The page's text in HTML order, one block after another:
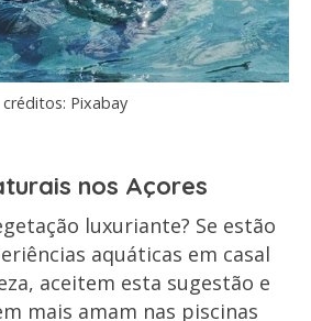
créditos: Pixabay
nos Açores
luxuriante? Se estão
aquáticas em casal
aceitem esta sugestão e
mais amam nas piscinas